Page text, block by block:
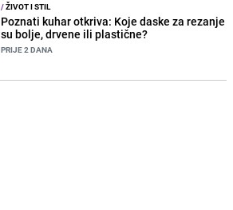
/ŽIVOT I STIL
Poznati kuhar otkriva: Koje daske za rezanje
su bolje, drvene ili plastične?
PRIJE 2 DANA